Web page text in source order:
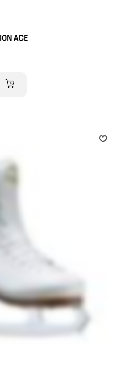
ACE
AJOUTER AU PANIER